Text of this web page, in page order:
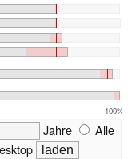
100%
Jahre
Alle